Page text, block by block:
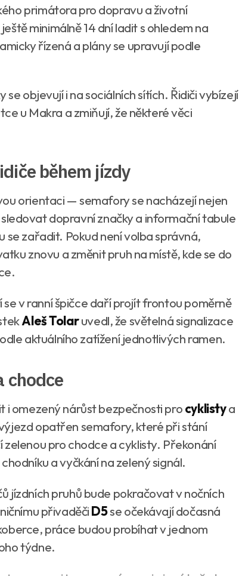
primátora pro dopravu a životní
minimálně 14 dní ladit s ohledem na
řízená a plány se upravují podle
objevují i na sociálních sítích. Řidiči vybízejí
u Makra a zmiňují, že některé věci
během jízdy
orientaci — semafory se nacházejí nejen
dopravní značky a informační tabule
se zařadit. Pokud není volba správná,
znovu a změnit pruh na místě, kde se do
v ranní špičce daří projít frontou poměrně
Aleš Tolaruvedl, že světelná signalizace
aktuálního zatížení jednotlivých ramen.
chodce
i omezený nárůst bezpečnosti procyklistya
opatřen semafory, které při stání
pro chodce a cyklisty. Překonání
a vyčkání na zelený signál.
jízdních pruhů bude pokračovat v nočních
přivaděčiD5se očekávají dočasná
práce budou probíhat v jednom
týdne.